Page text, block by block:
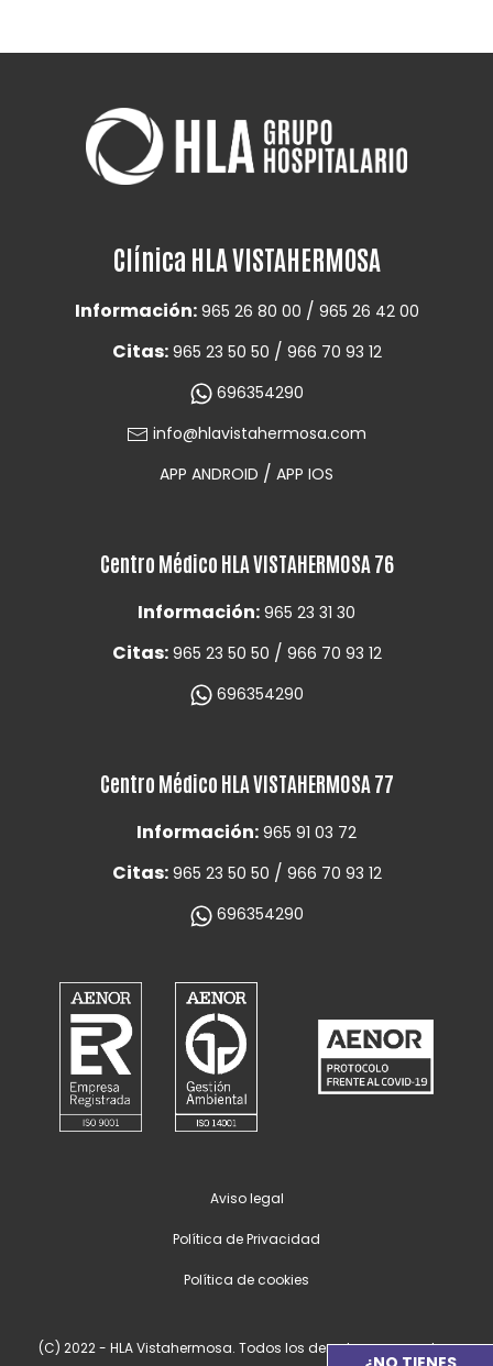
Clínica HLA VISTAHERMOSA
Información: 965 26 80 00 / 965 26 42 00
Citas: 965 23 50 50 / 966 70 93 12
696354290
info@hlavistahermosa.com
APP ANDROID / APP IOS
Centro Médico HLA VISTAHERMOSA 76
Información: 965 23 31 30
Citas: 965 23 50 50 / 966 70 93 12
696354290
Centro Médico HLA VISTAHERMOSA 77
Información: 965 91 03 72
Citas: 965 23 50 50 / 966 70 93 12
696354290
(C) 2022 - HLA Vistahermosa. Todos los derechos reservados.
Aviso legal
Política de Privacidad
Política de cookies